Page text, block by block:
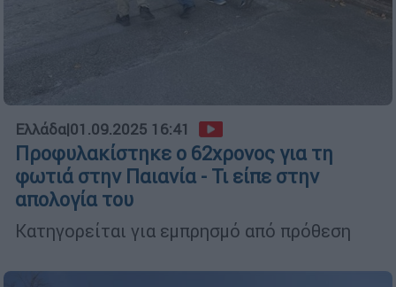
Ελλάδα|01.09.2025 16:41
Προφυλακίστηκε ο 62χρονος για τη
φωτιά στην Παιανία - Τι είπε στην
απολογία του
Κατηγορείται για εμπρησμό από πρόθεση